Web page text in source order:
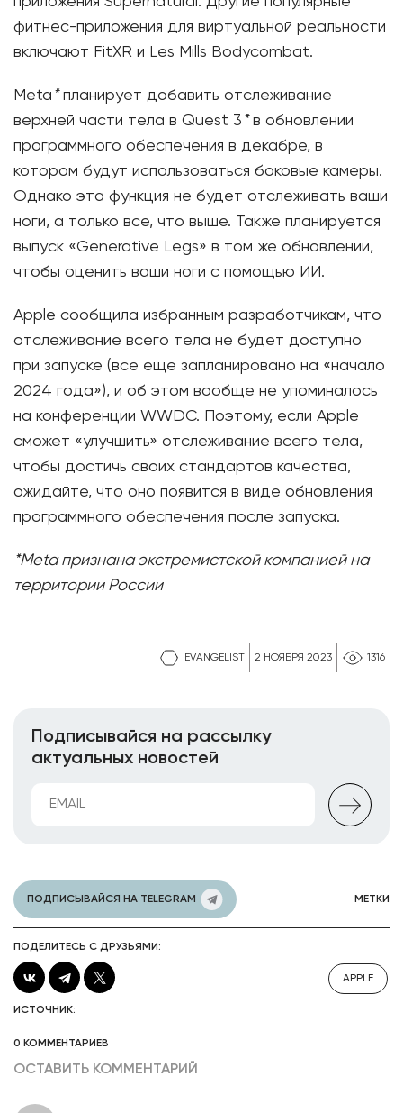
EVANGELIST 2 НОЯБРЯ 2023 1316
фитнес-приложения для виртуальной реальности
включают FitXR и Les Mills Bodycombat.
Meta *планирует добавить отслеживание
верхней части тела в Quest 3 *в обновлении
программного обеспечения в декабре, в
котором будут использоваться боковые камеры.
Однако эта функция не будет отслеживать ваши
ноги, а только все, что выше. Также планируется
выпуск «Generative Legs» в том же обновлении,
чтобы оценить ваши ноги с помощью ИИ.
Apple сообщила избранным разработчикам, что
отслеживание всего тела не будет доступно
при запуске (все еще запланировано на «начало
2024 года»), и об этом вообще не упоминалось
на конференции WWDC. Поэтому, если Apple
сможет «улучшить» отслеживание всего тела,
чтобы достичь своих стандартов качества,
ожидайте, что оно появится в виде обновления
программного обеспечения после запуска.
*Meta признана экстремистской компанией на
территории России
Подписывайся на рассылку
актуальных новостей
ПОДПИСЫВАЙСЯ НА TELEGRAM МЕТКИ
ПОДЕЛИТЕСЬ С ДРУЗЬЯМИ:
APPLE
ИСТОЧНИК:
0 КОММЕНТАРИЕВ
ОСТАВИТЬ КОММЕНТАРИЙ